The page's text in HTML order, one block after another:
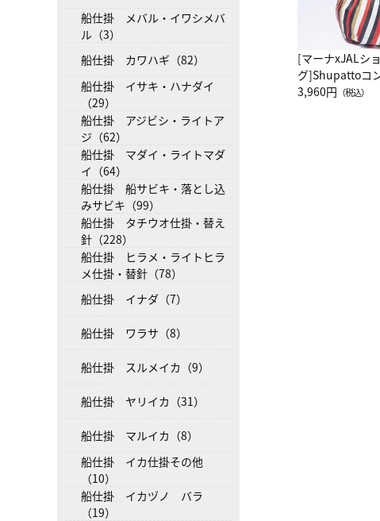
[マーナxJALシ
グ]Shupattoコ
グ Drop JAL客室
3,960円 （税込）
船仕掛 メバル・イワシメバ
ル（3）
船仕掛 カワハギ（82）
船仕掛 イサキ・ハナダイ
（29）
船仕掛 アジビシ・ライトア
ジ（62）
船仕掛 マダイ・ライトマダ
イ（64）
船仕掛 船サビキ・落とし込
みサビキ（99）
船仕掛 タチウオ仕掛・替え
針（228）
船仕掛 ヒラメ・ライトヒラ
メ仕掛・替針（78）
船仕掛 イナダ（7）
船仕掛 ワラサ（8）
船仕掛 スルメイカ（9）
船仕掛 ヤリイカ（31）
船仕掛 マルイカ（8）
船仕掛 イカ仕掛その他
（10）
船仕掛 イカヅノ バラ
（19）